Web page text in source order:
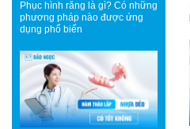
Phục hình răng là gì? Có những
phương pháp nào được ứng
dụng phổ biến